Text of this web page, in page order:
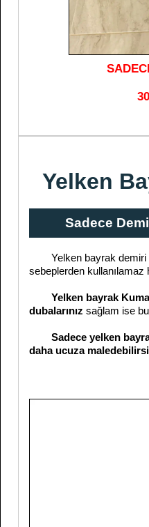
Yelken
Sadece
Yelken bayrak demiri
sebeplerden kullanılamaz
Yelken bayrak
dubalarınız sağlam ise
Sadece yelken
daha ucuza